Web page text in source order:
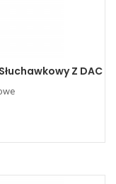
Z DAC